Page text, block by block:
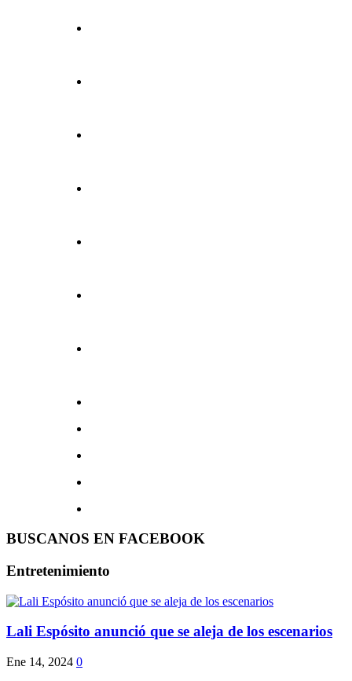
BUSCANOS EN FACEBOOK
Entretenimiento
Lali Espósito anunció que se aleja de los escenarios
Ene 14, 2024 0